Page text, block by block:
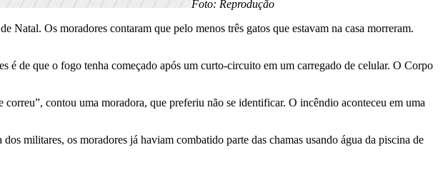
Foto: Reprodução
Os moradores contaram que pelo menos três gatos que estavam na casa morreram.
é de que o fogo tenha começado após um curto-circuito em um carregado de celular. O Corpo
contou uma moradora, que preferiu não se identificar. O incêndio aconteceu em uma
militares, os moradores já haviam combatido parte das chamas usando água da piscina de